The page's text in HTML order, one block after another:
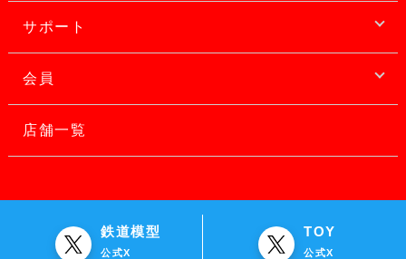
サポート
会員
店舗一覧
鉄道模型
公式X
TOY
公式X